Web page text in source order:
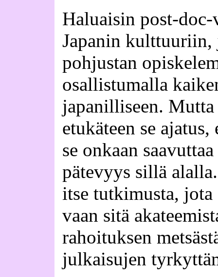
Haluaisin post-doc-
Japanin kulttuuriin,
pohjustan
osallistumalla
japanilliseen.
etukäteen se
se onkaan
pätevyys sillä
itse tutkimusta, jota
vaan sitä
rahoituksen
julkaisujen